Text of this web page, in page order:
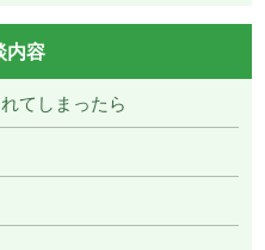
内容
てしまったら